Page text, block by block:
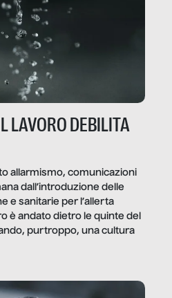
LAVORO DEBILITA
allarmismo, comunicazioni
dall’introduzione delle
e sanitarie per l’allerta
è andato dietro le quinte del
purtroppo, una cultura